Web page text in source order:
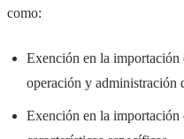
como:
Exención en la importación
operación y administración
Exención en la importación